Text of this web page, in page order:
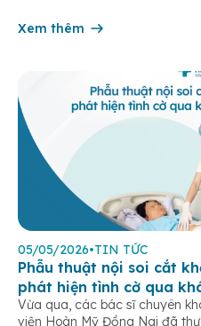
thượng vị kéo dài, kèm […]
Xem thêm
05/05/2026•TIN TỨC
Phẫu thuật nội soi cắt
phát hiện tình cờ qua
Vừa qua, các bác sĩ chuyên
viện Hoàn Mỹ Đồng Nai đã